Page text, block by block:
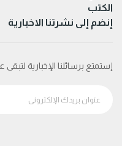
الكتب
إنضم إلى نشرتنا الاخبارية
إستمتع برسائلنا الإخبارية لتبقى